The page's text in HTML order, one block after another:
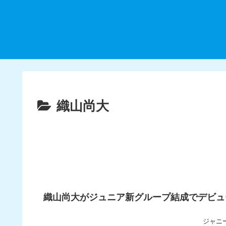
織山尚大
織山尚大がジュニア新グループ結成でデビ
ジャニ